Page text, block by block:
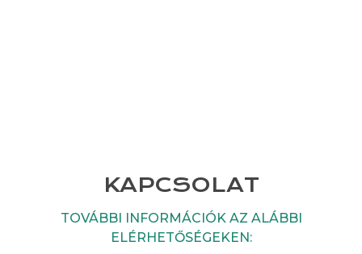
KAPCSOLAT
TOVÁBBI INFORMÁCIÓK AZ ALÁBBI
ELÉRHETŐSÉGEKEN: